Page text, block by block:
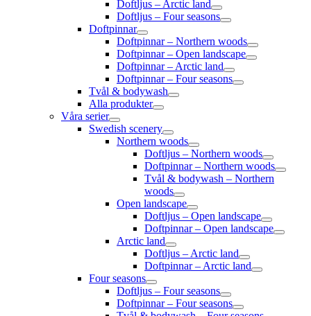
Doftljus – Arctic land
Doftljus – Four seasons
Doftpinnar
Doftpinnar – Northern woods
Doftpinnar – Open landscape
Doftpinnar – Arctic land
Doftpinnar – Four seasons
Tvål & bodywash
Alla produkter
Våra serier
Swedish scenery
Northern woods
Doftljus – Northern woods
Doftpinnar – Northern woods
Tvål & bodywash – Northern
woods
Open landscape
Doftljus – Open landscape
Doftpinnar – Open landscape
Arctic land
Doftljus – Arctic land
Doftpinnar – Arctic land
Four seasons
Doftljus – Four seasons
Doftpinnar – Four seasons